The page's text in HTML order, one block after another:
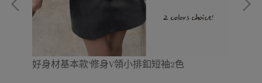
好身材基本款'修身V領小排釦短袖2色